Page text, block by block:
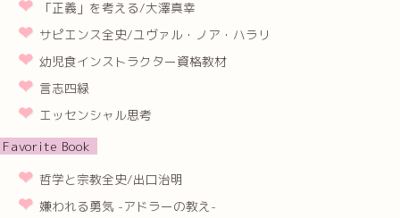
「正義」を考える/大澤真幸
サピエンス全史/ユヴァル・ノア・ハラリ
幼児食インストラクター資格教材
言志四緑
エッセンシャル思考
Favorite Book
哲学と宗教全史/出口治明
嫌われる勇気 -アドラーの教え-